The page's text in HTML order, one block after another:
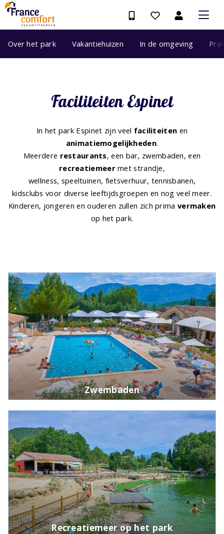
Over het park Vakantiehuizen In de omgeving
Faciliteiten Espinet
In het park Espinet zijn veel faciliteiten en
animatiemogelijkheden.
Meerdere restaurants, een bar, zwembaden, een
recreatiemeermet strandje,
wellness, speeltuinen, fietsverhuur, tennisbanen,
kidsclubs voor diverse leeftijdsgroepen en nog veel meer.
Kinderen, jongeren en ouderen zullen zich prima vermaken
op het park.
Zwembaden
Recreatiemeer op het park